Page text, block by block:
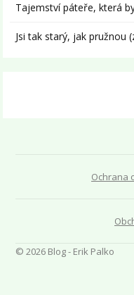
Tajemství páteře, která
Jsi tak starý, jak pružnou
Ochrana
© 2026 Blog - Erik Palko